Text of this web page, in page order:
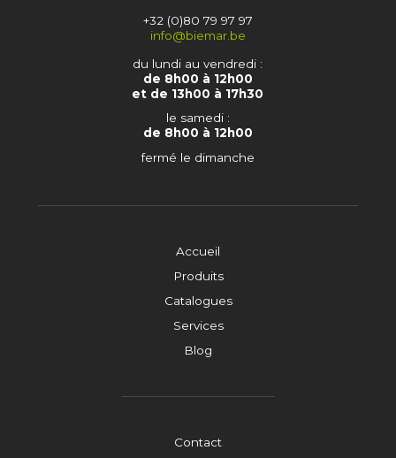
Accueil
Produits
Catalogues
Services
Blog
Contact
+32 (0)80 79 97 97
info@biemar.be
du lundi au vendredi :
de 8h00 à 12h00
et de 13h00 à 17h30
le samedi :
de 8h00 à 12h00
fermé le dimanche